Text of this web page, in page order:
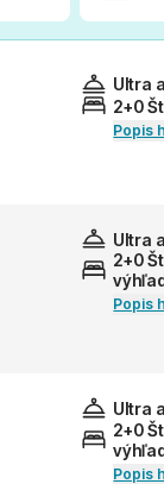
Ultra
2+0
Popis
Ultra
2+0
Popis
Ultra
2+0
Popis